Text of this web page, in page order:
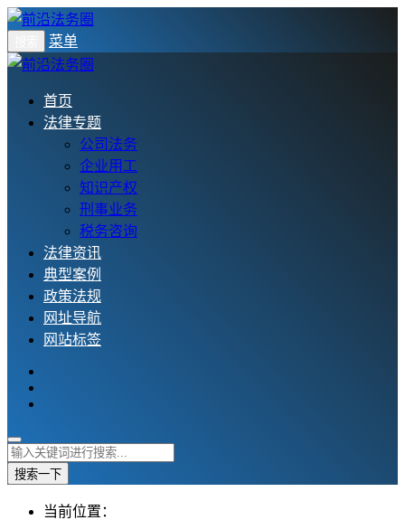
菜单
首页
法律专题
公司法务
企业用工
知识产权
刑事业务
税务咨询
法律资讯
典型案例
政策法规
网址导航
网站标签
搜索一下
当前位置：